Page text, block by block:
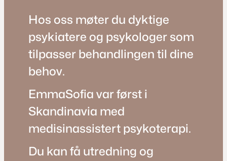
Hos oss møter du dyktige
psykiatere og psykologer som
tilpasser behandlingen til dine
behov.
EmmaSofia var først i
Skandinavia med
medisinassistert psykoterapi.
Du kan få utredning og